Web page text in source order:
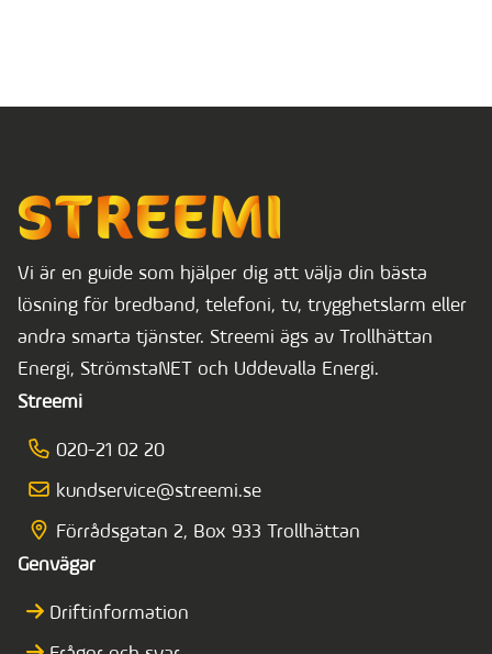
Vi är en guide som hjälper dig att välja din bästa
lösning för bredband, telefoni, tv, trygghetslarm eller
andra smarta tjänster. Streemi ägs av Trollhättan
Energi, StrömstaNET och Uddevalla Energi.
Streemi
020-21 02 20
kundservice@streemi.se
Förrådsgatan 2, Box 933 Trollhättan
Genvägar
Driftinformation